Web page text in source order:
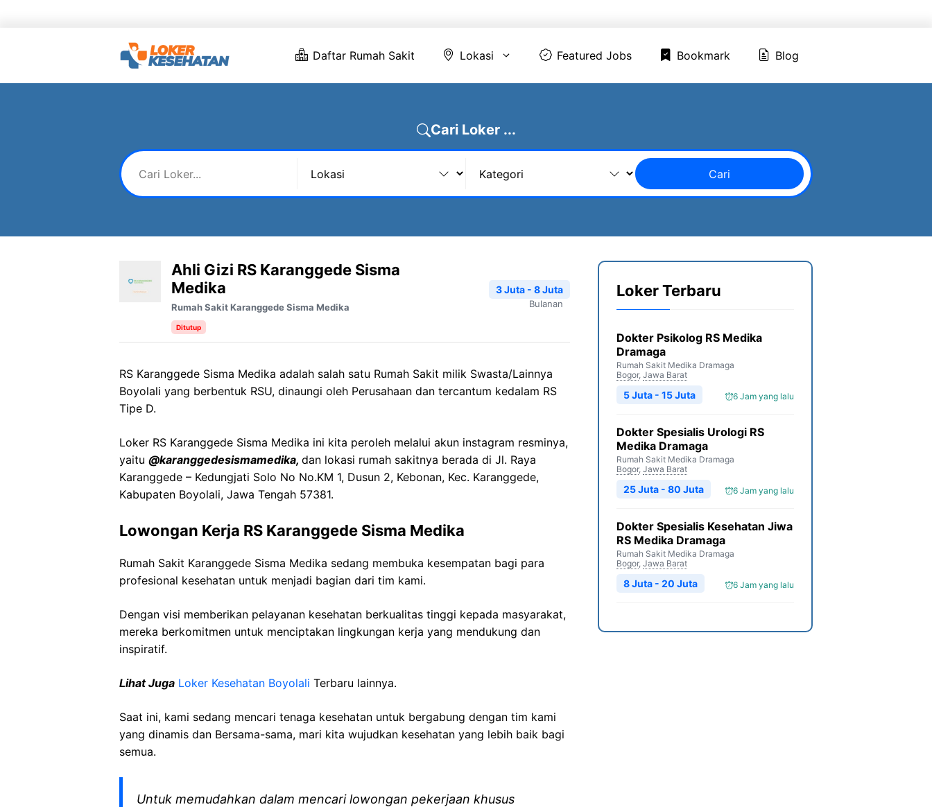
Daftar Rumah Sakit Lokasi Featured Jobs Bookmark Blog
Cari Loker ...
Cari
Ahli Gizi RS Karanggede Sisma
Medika
Rumah Sakit Karanggede Sisma Medika
Ditutup
3 Juta - 8 Juta
Bulanan
RS Karanggede Sisma Medika adalah salah satu Rumah Sakit milik Swasta/Lainnya
Boyolali yang berbentuk RSU, dinaungi oleh Perusahaan dan tercantum kedalam RS
Tipe D.
Loker RS Karanggede Sisma Medika ini kita peroleh melalui akun instagram resminya,
yaitu @karanggedesismamedika, dan lokasi rumah sakitnya berada di Jl. Raya
Karanggede – Kedungjati Solo No No.KM 1, Dusun 2, Kebonan, Kec. Karanggede,
Kabupaten Boyolali, Jawa Tengah 57381.
Lowongan Kerja RS Karanggede Sisma Medika
Rumah Sakit Karanggede Sisma Medika sedang membuka kesempatan bagi para
profesional kesehatan untuk menjadi bagian dari tim kami.
Dengan visi memberikan pelayanan kesehatan berkualitas tinggi kepada masyarakat,
mereka berkomitmen untuk menciptakan lingkungan kerja yang mendukung dan
inspiratif.
Lihat Juga Loker Kesehatan Boyolali Terbaru lainnya.
Saat ini, kami sedang mencari tenaga kesehatan untuk bergabung dengan tim kami
yang dinamis dan Bersama-sama, mari kita wujudkan kesehatan yang lebih baik bagi
semua.
Untuk memudahkan dalam mencari lowongan pekerjaan khusus
Loker Terbaru
Dokter Psikolog RS Medika
Dramaga
Rumah Sakit Medika Dramaga
Bogor, Jawa Barat
6 Jam yang lalu
5 Juta - 15 Juta
Dokter Spesialis Urologi RS
Medika Dramaga
Rumah Sakit Medika Dramaga
Bogor, Jawa Barat
6 Jam yang lalu
25 Juta - 80 Juta
Dokter Spesialis Kesehatan Jiwa
RS Medika Dramaga
Rumah Sakit Medika Dramaga
Bogor, Jawa Barat
6 Jam yang lalu
8 Juta - 20 Juta